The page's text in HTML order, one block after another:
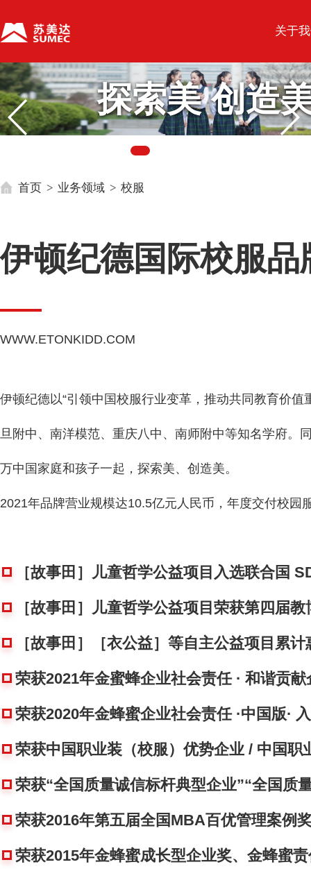
关于
探索美 创造
首页 > 业务领域 > 校服
伊顿纪德国际校服品
WWW.ETONKIDD.COM
伊顿纪德以“引领中国校服行业变革，推动共同教育价
旦附中、南洋模范、重庆八中、南师附中等知名学府。
万中国家庭和孩子一起，探索美、创造美。
2021年品牌营业规模达10.5亿元人民币，年度交付校园
［故事田］儿童哲学公益项目入选联合国
［故事田］儿童哲学公益项目荣获第四届
［故事田］［衣公益］等自主公益项目累
荣获2021年金蜜蜂企业社会责任 · 和谐贡献
荣获2020年金蜂蜜企业社会责任 ·中国版·
荣获中国职业装（校服）优势企业 / 中国职
荣获“全国质量诚信标杆典型企业”“全国质
荣获2016年第五届全国MBA百优管理案例
荣获2015年金蜂蜜成长型企业奖、金蜂蜜